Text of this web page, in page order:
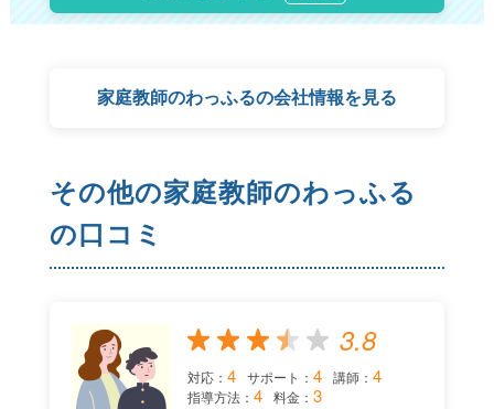
家庭教師のわっふるの会社情報を見る
その他の家庭教師のわっふる
の口コミ
3.8
対応： 4 サポート： 4 講師： 4
指導方法： 4 料金： 3